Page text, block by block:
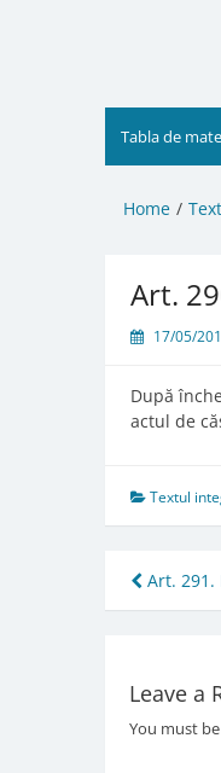
Tabla de
Home
Art.
17/05/
După
actul de
Textul
Post
Art.
Leave a
You must be